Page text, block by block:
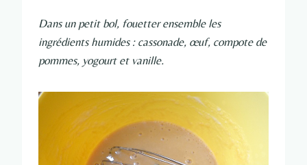
Dans un petit bol, fouetter ensemble les
ingrédients humides : cassonade, œuf, compote de
pommes, yogourt et vanille.